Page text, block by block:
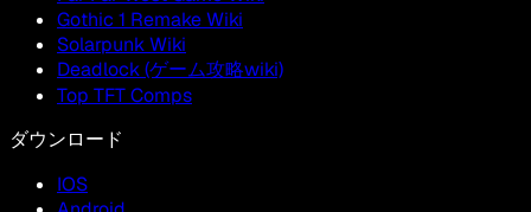
Gothic 1 Remake Wiki
Solarpunk Wiki
Deadlock (ゲーム攻略wiki)
Top TFT Comps
ダウンロード
IOS